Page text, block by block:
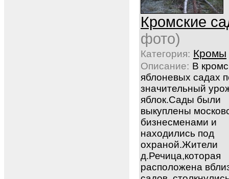
Кромские
фото)
Категория: Кромы
Описание: В
яблоневых садах
значительный
яблок.Сады были
выкуплены
бизнесменами и
находились под
охраной.Жители
д.Речица,которая
расположена